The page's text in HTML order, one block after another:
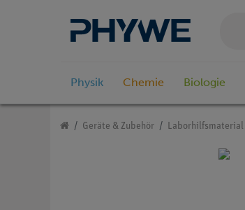
Physik Chemie Biologie
Geräte & Zubehör Laborhilfsmaterial